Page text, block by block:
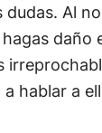
Al
daño
hablar a